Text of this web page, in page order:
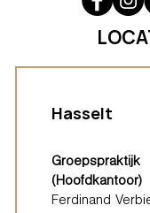
Hasselt
Groepspraktijk
(Hoofdkantoor)
Ferdinand